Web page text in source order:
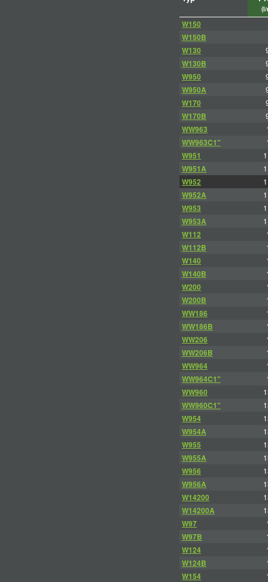
W150
W150B
W130
W130B
W950
W950A
W170
W170B
WW963
WW963C1"
W951
W951A
W952
W952A
W953
W953A
W112
W112B
W140
W140B
W200
W200B
WW186
WW186B
WW206
WW206B
WW964
WW964C1"
WW960
WW960C1"
W954
W954A
W955
W955A
W956
W956A
W14200
W14200A
W97
W97B
W124
W124B
W154